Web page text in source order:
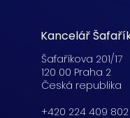
Kancelář
Šafaříkova 201/17
120 00 Praha 2
Česká republika
+420 224 409 802